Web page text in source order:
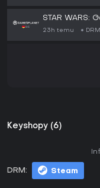
STAR WARS:
23h temu
Keyshopy (6)
DRM: Steam